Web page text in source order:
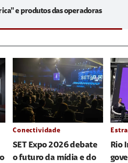
e produtos das operadoras
Conectividade
SET Expo 2026 debate
o futuro da mídia e do
Rio